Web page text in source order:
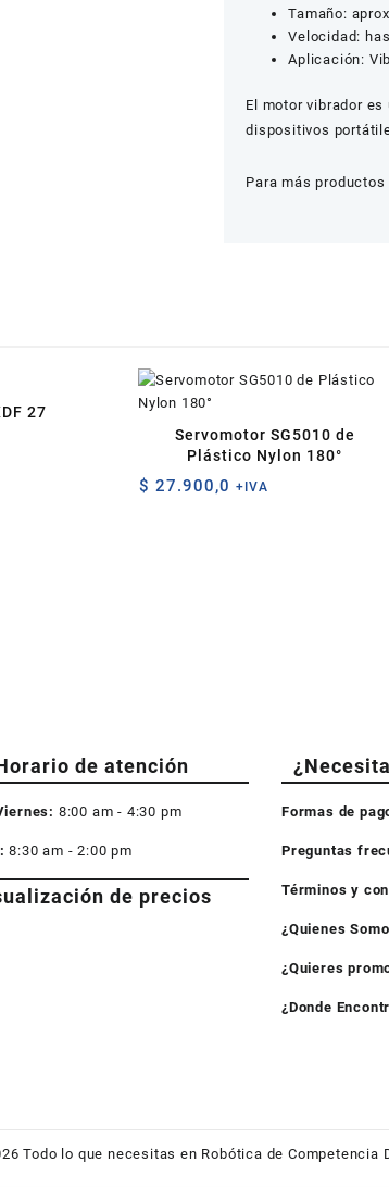
Tamaño:
Velocidad:
Aplicación:
El motor vibrador
dispositivos
Para más
27
Servomotor SG5010 de
Plástico Nylon 180°
$ 27.900,0 +IVA
de atención
8:00 am - 4:30 pm
:8:30 am - 2:00 pm
de precios
Formas de
Preguntas
Términos y
¿Quienes
¿Quieres
¿Donde
Todo lo que necesitas en Robótica de Competencia